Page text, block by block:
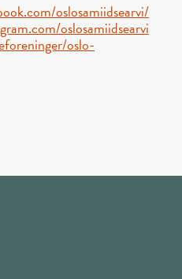
oslosamiidsearvi/
oslosamiidsearvi
oslo-